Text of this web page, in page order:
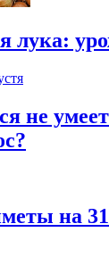
лука:
не
на 31